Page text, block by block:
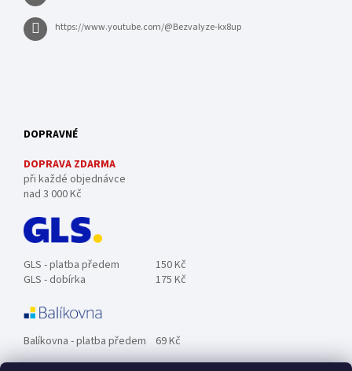
https://www.youtube.com/@Bezvalyze-kx8up
DOPRAVNÉ
DOPRAVA ZDARMA
při každé objednávce
nad 3 000 Kč
GLS - platba předem
150 Kč
GLS - dobírka
175 Kč
Balíkovna - platba předem 69 Kč